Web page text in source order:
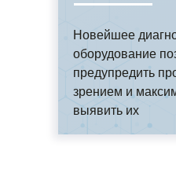
Новейшее
оборудование
предупредить
зрением и
выявить их